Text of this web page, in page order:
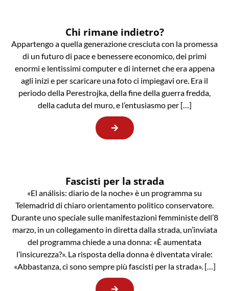
Chi rimane indietro?
Appartengo a quella generazione cresciuta con la promessa
di un futuro di pace e benessere economico, dei primi
enormi e lentissimi computer e di internet che era appena
agli inizi e per scaricare una foto ci impiegavi ore. Era il
periodo della Perestrojka, della fine della guerra fredda,
della caduta del muro, e l’entusiasmo per […]
Fascisti per la strada
«El análisis: diario de la noche» è un programma su
Telemadrid di chiaro orientamento politico conservatore.
Durante uno speciale sulle manifestazioni femministe dell’8
marzo, in un collegamento in diretta dalla strada, un’inviata
del programma chiede a una donna: «È aumentata
l’insicurezza?». La risposta della donna è diventata virale:
«Abbastanza, ci sono sempre più fascisti per la strada». […]